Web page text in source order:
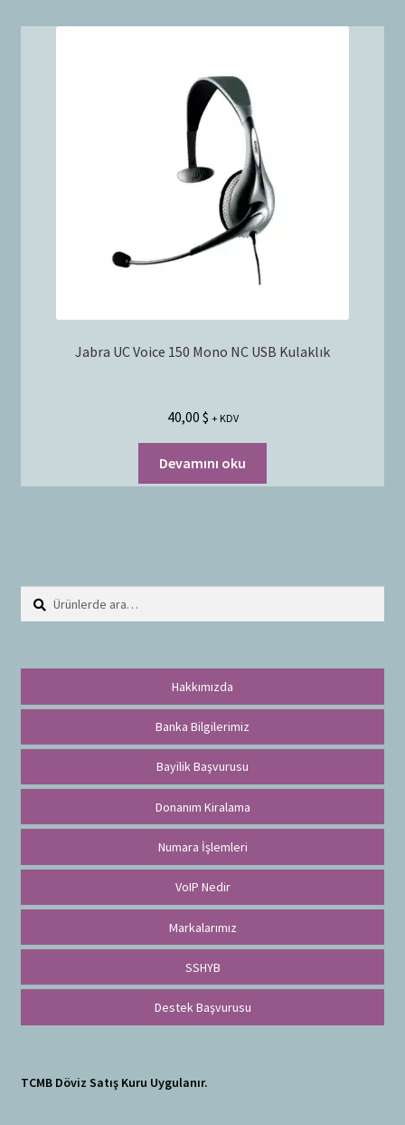
Jabra UC Voice 150 Mono NC USB Kulaklık
40,00 $ + KDV
Devamını oku
Ara:
Hakkımızda
Banka Bilgilerimiz
Bayilik Başvurusu
Donanım Kiralama
Numara İşlemleri
VoIP Nedir
Markalarımız
SSHYB
Destek Başvurusu
TCMB Döviz Satış Kuru Uygulanır.